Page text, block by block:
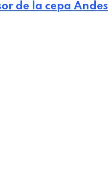
de la cepa Andes